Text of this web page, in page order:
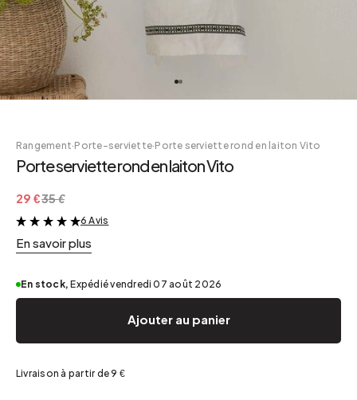
Rangement·Porte-serviette·Porte serviette rond en laiton Vito
Porte serviette rond en laiton Vito
29 €35 €
&
6 Avis
En savoir plus
En stock, Expédié vendredi 07 août 2026
Ajouter au panier
Livraison à partir de 9 €